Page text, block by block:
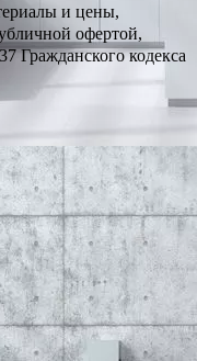
и цены,
офертой,
Гражданского кодекса